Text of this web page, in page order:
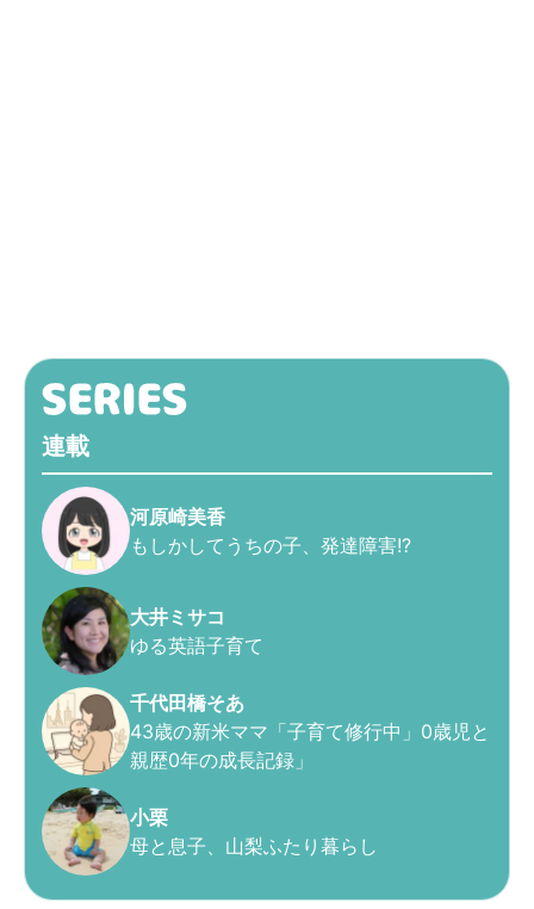
連載
河原崎美香
もしかしてうちの子、発達障害!?
大井ミサコ
ゆる英語子育て
千代田橋そあ
43歳の新米ママ「子育て修行中」0歳児と
親歴0年の成長記録」
小栗
母と息子、山梨ふたり暮らし